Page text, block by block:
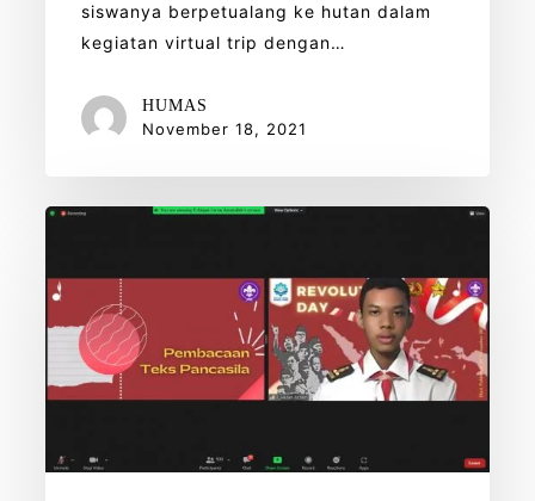
siswanya berpetualang ke hutan dalam
kegiatan virtual trip dengan…
HUMAS
November 18, 2021
Bangkitkan
Siswa
dengan
Upacara
Pahlawan